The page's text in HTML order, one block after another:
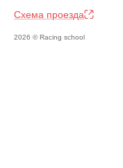
Cхема проезда
2026 © Racing school